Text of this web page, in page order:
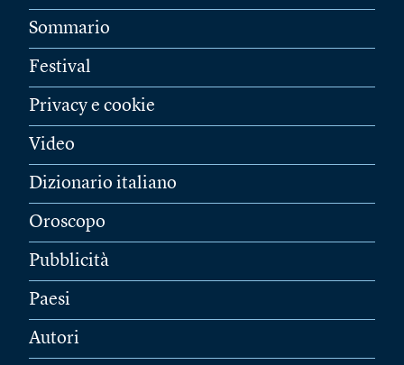
Sommario
Festival
Privacy e cookie
Video
Dizionario italiano
Oroscopo
Pubblicità
Paesi
Autori